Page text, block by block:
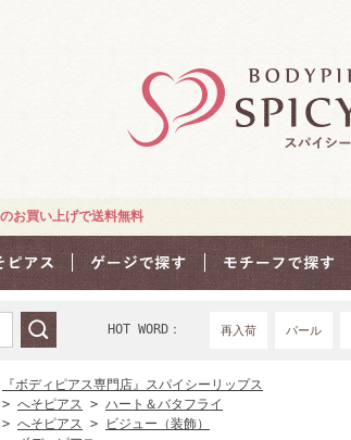
お買い上げで送料無料
HOT WORD： 再入荷 パール
『ボディピアス専門店』スパイシーリップス
> へそピアス > ハート＆バタフライ
> へそピアス >
ビジュー（装飾）